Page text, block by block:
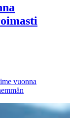
vuonna